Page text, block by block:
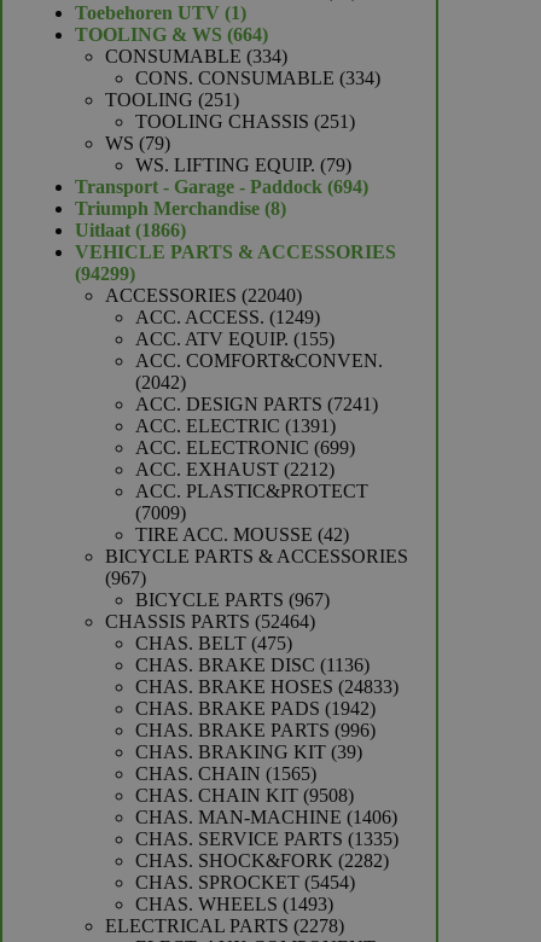
Toebehoren UTV 11
product
TOOLING & WS 664664
producten
CONSUMABLE 334334
producten
CONS. CONSUMABLE 334334
TOOLING 251251
producten
TOOLING CHASSIS 251251
WS 7979
producten
WS. LIFTING EQUIP. 7979
producten
Transport - Garage - Paddock 694694
Triumph Merchandise 88
Uitlaat 18661866
producten
VEHICLE PARTS & ACCESSORIES
9429994299
producten
ACCESSORIES 2204022040
producten
ACC. ACCESS. 12491249
producten
ACC. ATV EQUIP. 155155
producten
ACC. COMFORT&CONVEN.
20422042
producten
ACC. DESIGN PARTS 72417241
ACC. ELECTRIC 13911391
producten
ACC. ELECTRONIC 699699
ACC. EXHAUST 22122212
producten
ACC. PLASTIC&PROTECT
70097009
producten
TIRE ACC. MOUSSE 4242
producten
BICYCLE PARTS & ACCESSORIES
967967
producten
BICYCLE PARTS 967967
CHASSIS PARTS 5246452464
CHAS. BELT 475475
producten
CHAS. BRAKE DISC 11361136
producten
CHAS. BRAKE HOSES 2483324833
CHAS. BRAKE PADS 19421942
producten
CHAS. BRAKE PARTS 996996
CHAS. BRAKING KIT 3939
CHAS. CHAIN 15651565
producten
CHAS. CHAIN KIT 95089508
producten
CHAS. MAN-MACHINE 14061406
producten
CHAS. SERVICE PARTS 13351335
CHAS. SHOCK&FORK 22822282
CHAS. SPROCKET 54545454
CHAS. WHEELS 14931493
producten
ELECTRICAL PARTS 22782278